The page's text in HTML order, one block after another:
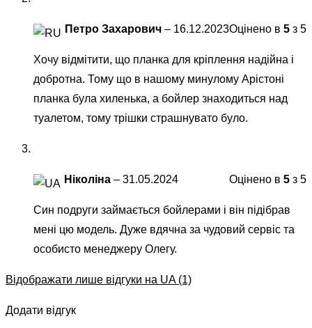
Оцінено в 5 з 5
Петро Захарович – 16.12.2023
Хочу відмітити, що планка для кріплення надійна і
добротна. Тому що в нашому минулому Арістоні
планка була хиленька, а бойлер знаходиться над
туалетом, тому трішки страшнувато було.
Оцінено в 5 з 5
Ніколіна – 31.05.2024
Син подруги займається бойлерами і він підібрав
мені цю модель. Дуже вдячна за чудовий сервіс та
особисто менеджеру Олегу.
Відображати лише відгуки на UA (1)
Додати відгук